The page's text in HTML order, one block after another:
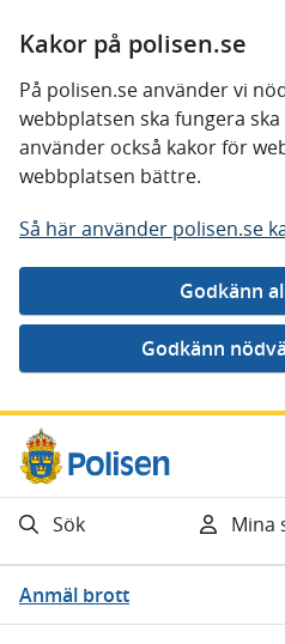
Kakor på polisen.se
På polisen.se använder vi
webbplatsen ska fungera
använder också kakor för
webbplatsen bättre.
Så här använder polisen.se
Gå direkt till innehåll
Sök Mina
Anmäl brott